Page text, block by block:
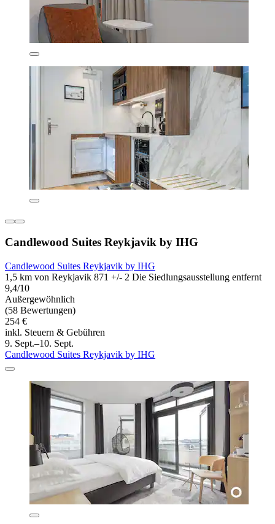
Candlewood Suites Reykjavik by IHG
Candlewood Suites Reykjavik by IHG
1,5 km von Reykjavik 871 +/- 2 Die Siedlungsausstellung entfernt
9,4/10
Außergewöhnlich
(58 Bewertungen)
254 €
inkl. Steuern & Gebühren
9. Sept.–10. Sept.
Candlewood Suites Reykjavik by IHG